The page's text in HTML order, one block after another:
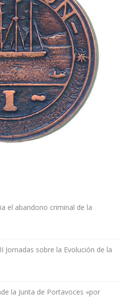
el abandono criminal de la
Jornadas sobre la Evolución de la
la Junta de Portavoces «por